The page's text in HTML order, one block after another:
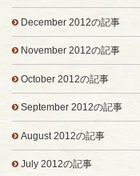
December 2012の記事
November 2012の記事
October 2012の記事
September 2012の記事
August 2012の記事
July 2012の記事